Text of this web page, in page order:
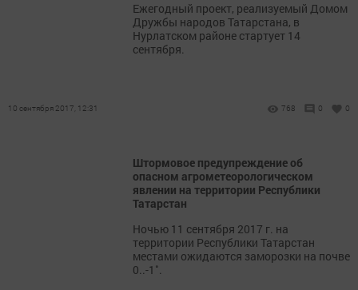
Ежегодный проект, реализуемый Домом
Дружбы народов Татарстана, в
Нурлатском районе стартует 14
сентября.
10 сентября 2017, 12:31 768 0 0
Штормовое предупреждение об
опасном агрометеорологическом
явлении на территории Республики
Татарстан
Ночью 11 сентября 2017 г. на
территории Республики Татарстан
местами ожидаются заморозки на почве
0..-1˚.